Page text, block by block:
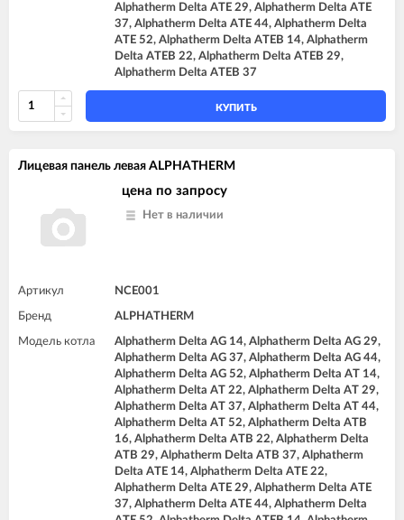
Alphatherm Delta ATE 29, Alphatherm Delta ATE
37, Alphatherm Delta ATE 44, Alphatherm Delta
ATE 52, Alphatherm Delta ATEB 14, Alphatherm
Delta ATEB 22, Alphatherm Delta ATEB 29,
Alphatherm Delta ATEB 37
КУПИТЬ
Лицевая панель левая ALPHATHERM
цена по запросу
Нет в наличии
Артикул NCE001
Бренд ALPHATHERM
Модель котла
Alphatherm Delta AG 14, Alphatherm Delta AG 29,
Alphatherm Delta AG 37, Alphatherm Delta AG 44,
Alphatherm Delta AG 52, Alphatherm Delta AT 14,
Alphatherm Delta AT 22, Alphatherm Delta AT 29,
Alphatherm Delta AT 37, Alphatherm Delta AT 44,
Alphatherm Delta AT 52, Alphatherm Delta ATB
16, Alphatherm Delta ATB 22, Alphatherm Delta
ATB 29, Alphatherm Delta ATB 37, Alphatherm
Delta ATE 14, Alphatherm Delta ATE 22,
Alphatherm Delta ATE 29, Alphatherm Delta ATE
37, Alphatherm Delta ATE 44, Alphatherm Delta